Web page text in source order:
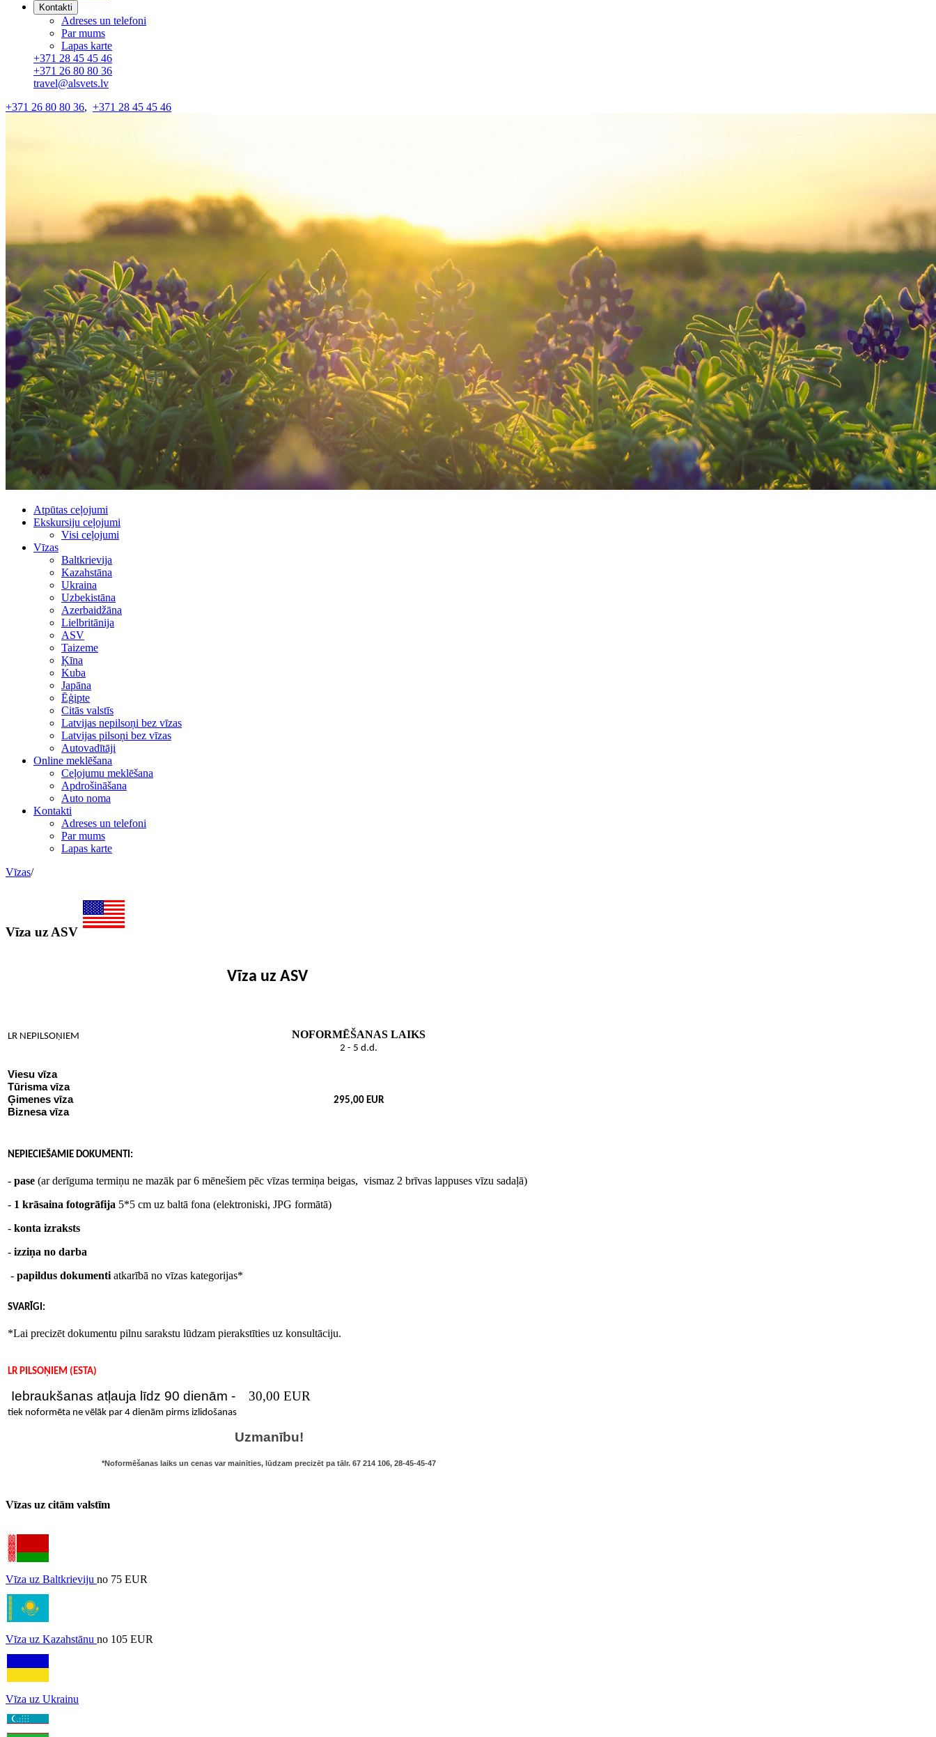
Kontakti
Adreses un telefoni
Par mums
Lapas karte
+371 28 45 45 46
+371 26 80 80 36
travel@alsvets.lv
+371 26 80 80 36, +371 28 45 45 46
Atpūtas ceļojumi
Ekskursiju ceļojumi
Visi ceļojumi
Vīzas
Baltkrievija
Kazahstāna
Ukraina
Uzbekistāna
Azerbaidžāna
Lielbritānija
ASV
Taizeme
Ķīna
Kuba
Japāna
Ēģipte
Citās valstīs
Latvijas nepilsoņi bez vīzas
Latvijas pilsoņi bez vīzas
Autovadītāji
Online meklēšana
Ceļojumu meklēšana
Apdrošināšana
Auto noma
Kontakti
Adreses un telefoni
Par mums
Lapas karte
Vīzas/
Vīza uz ASV
Vīza uz ASV
LR NEPILSOŅIEM NOFORMĒŠANAS LAIKS
2 - 5 d.d.
Viesu vīza
Tūrisma vīza
Ģimenes vīza
Biznesa vīza
295,00 EUR
NEPIECIEŠAMIE DOKUMENTI:
- pase (ar derīguma termiņu ne mazāk par 6 mēnešiem pēc vīzas termiņa beigas, vismaz 2 brīvas lappuses vīzu sadaļā)
- 1 krāsaina fotogrāfija 5*5 сm uz baltā fona (elektroniski, JPG formātā)
- konta izraksts
- izziņa no darba
- papildus dokumentiatkarībā no vīzas kategorijas*
SVARĪGI:
*Lai precizēt dokumentu pilnu sarakstu lūdzam pierakstīties uz konsultāciju.
LR PILSOŅIEM (ESTA)
Iebraukšanas atļauja līdz 90 dienām - 30,00 EUR
tiek noformēta ne vēlāk par 4 dienām pirms izlidošanas
Uzmanību!
*Noformēšanas laiks un cenas var mainīties, lūdzam precizēt pa tālr. 67 214 106, 28-45-45-47
Vīzas uz citām valstīm
Vīza uz Baltkrieviju no 75 EUR
Vīza uz Kazahstānu no 105 EUR
Vīza uz Ukrainu